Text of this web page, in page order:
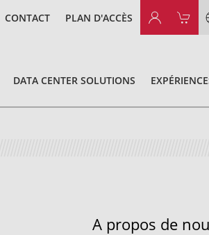
CONTACT PLAN D'ACCÈS
DATA CENTER SOLUTIONS
A propos de